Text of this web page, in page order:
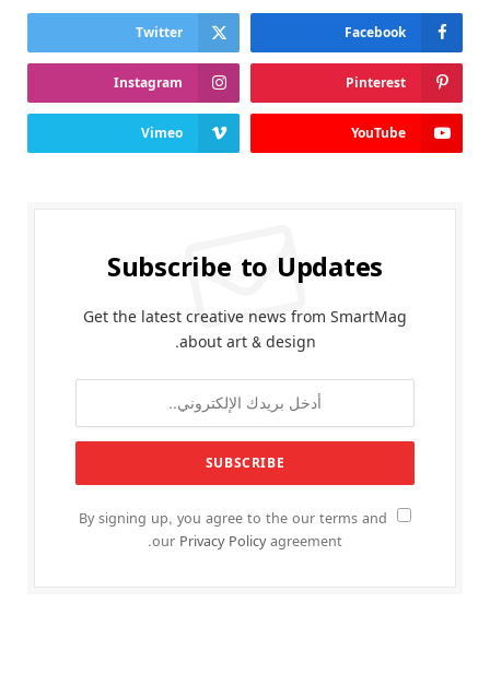
Facebook
Twitter
Pinterest
Instagram
YouTube
Vimeo
Subscribe to Updates
Get the latest creative news from SmartMag
about art & design.
By signing up, you agree to the our terms and
our Privacy Policyagreement.